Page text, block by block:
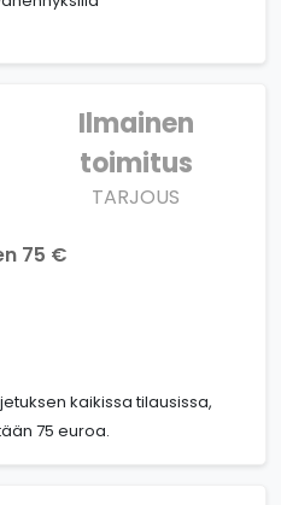
Ilmainen
toimitus
TARJOUS
75 €
kaikissa tilausissa,
75 euroa.